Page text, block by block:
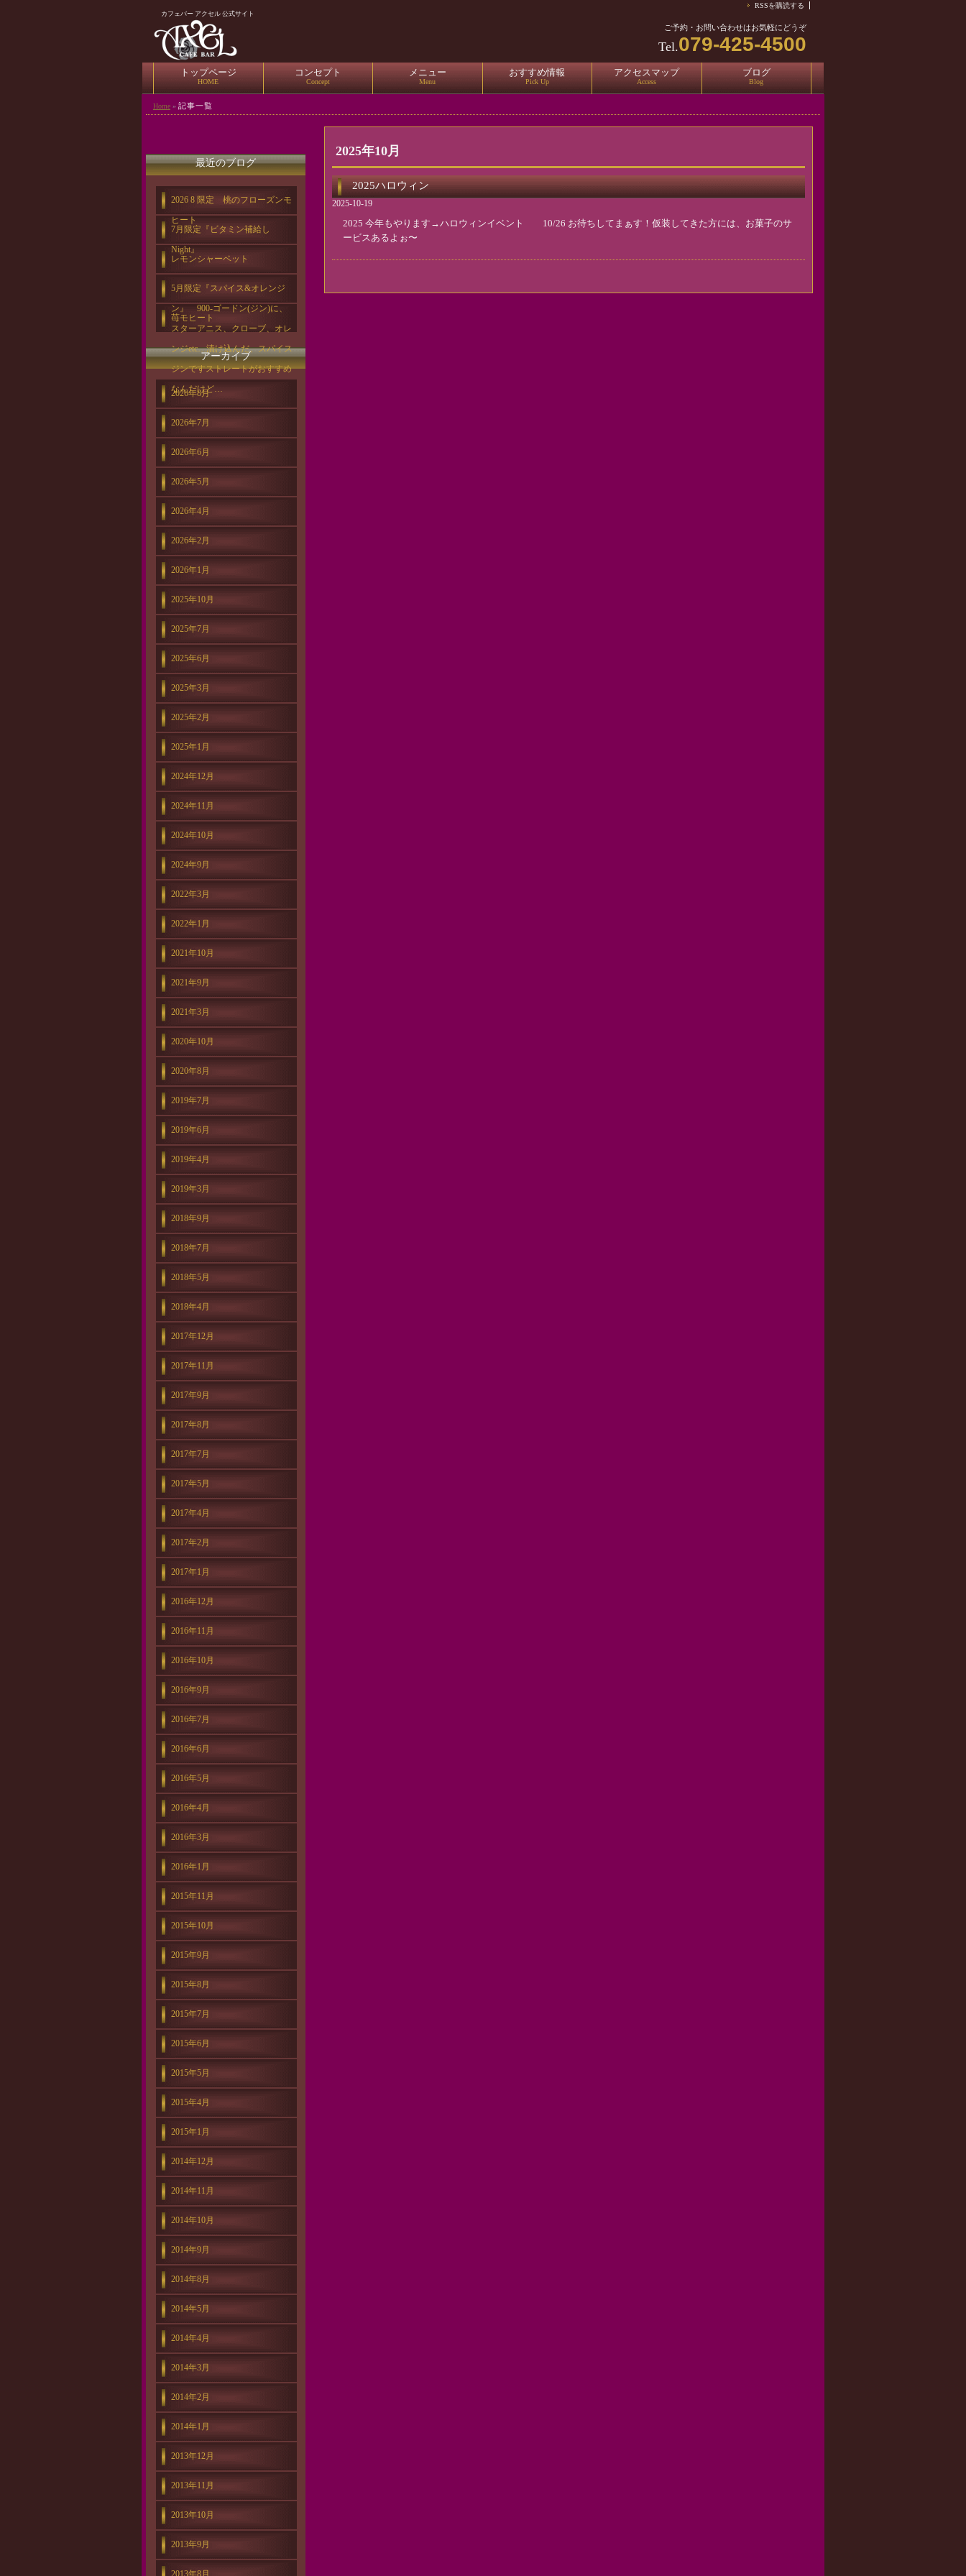
カフェバー アクセル 公式サイト
ご予約・お問い合わせはお気軽にどうぞ
Tel.079-425-4500
RSSを購読する
トップページ
HOME
コンセプト
Concept
メニュー
Menu
おすすめ情報
Pick Up
アクセスマップ
Access
ブログ
Blog
Home » 記事一覧
2025年10月
2025ハロウィン
2025-10-19
2025 今年もやります→ハロウィンイベント 10/26 お待ちしてまぁす！仮装してきた方には、お菓子のサ
ービスあるよぉ〜
最近のブログ
2026 8 限定 桃のフローズンモ
ヒート
7月限定『ビタミン補給し
Night』
レモンシャーベット
5月限定『スパイス&オレンジ
ン』 900-ゴードン(ジン)に、
スターアニス、クローブ、オレ
ンジetc…漬け込んだ、スパイス
ジンですストレートがおすすめ
なんだけど…
苺モヒート
アーカイブ
2026年8月
2026年7月
2026年6月
2026年5月
2026年4月
2026年2月
2026年1月
2025年10月
2025年7月
2025年6月
2025年3月
2025年2月
2025年1月
2024年12月
2024年11月
2024年10月
2024年9月
2022年3月
2022年1月
2021年10月
2021年9月
2021年3月
2020年10月
2020年8月
2019年7月
2019年6月
2019年4月
2019年3月
2018年9月
2018年7月
2018年5月
2018年4月
2017年12月
2017年11月
2017年9月
2017年8月
2017年7月
2017年5月
2017年4月
2017年2月
2017年1月
2016年12月
2016年11月
2016年10月
2016年9月
2016年7月
2016年6月
2016年5月
2016年4月
2016年3月
2016年1月
2015年11月
2015年10月
2015年9月
2015年8月
2015年7月
2015年6月
2015年5月
2015年4月
2015年1月
2014年12月
2014年11月
2014年10月
2014年9月
2014年8月
2014年5月
2014年4月
2014年3月
2014年2月
2014年1月
2013年12月
2013年11月
2013年10月
2013年9月
2013年8月